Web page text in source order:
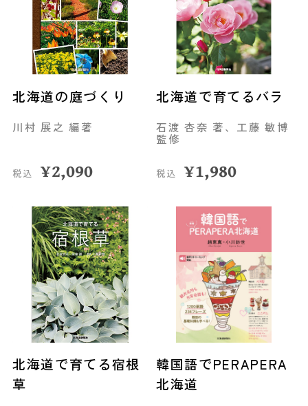
北海道の庭づくり
川村 展之 編著
税込 ¥2,090
北海道で育てるバラ
石渡 杏奈 著、工藤 敏博
監修
税込 ¥1,980
北海道で育てる宿根
草
韓国語でPERAPERA
北海道